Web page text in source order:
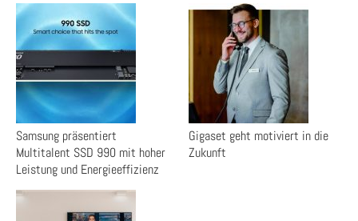
Samsung präsentiert
Multitalent SSD 990 mit hoher
Leistung und Energieeffizienz
Gigaset geht motiviert in die
Zukunft